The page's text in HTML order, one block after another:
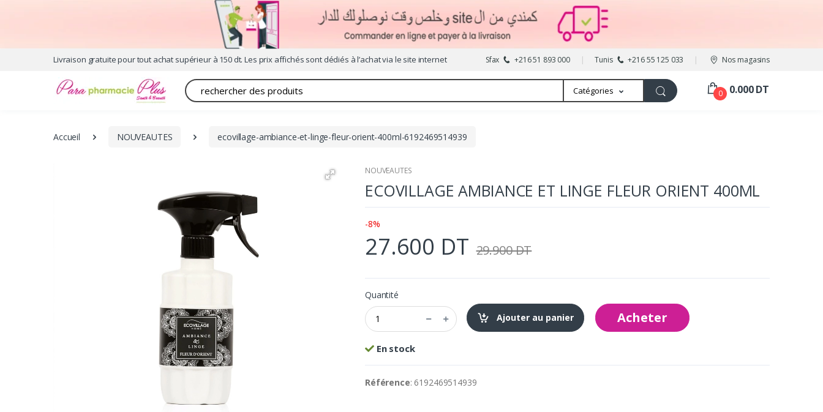
Livraison gratuite pour tout achat supérieur à 150 dt. Les prix affichés sont dédiés à l’achat via le site internet Sfax +216 51 893 000 Tunis +216 55 125 033 Nos magasins
Recherche Catégories 0 0.000 DT
Accueil NOUVEAUTES ecovillage-ambiance-et-linge-fleur-orient-400ml-6192469514939
NOUVEAUTES
ECOVILLAGE AMBIANCE ET LINGE FLEUR ORIENT 400ML
-8%
27.600 DT 29.900 DT
Quantité
Ajouter au panier
Acheter
En stock
Référence: 6192469514939